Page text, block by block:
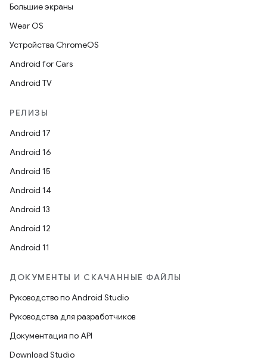
Большие экраны
Wear OS
Устройства ChromeOS
Android for Cars
Android TV
РЕЛИЗЫ
Android 17
Android 16
Android 15
Android 14
Android 13
Android 12
Android 11
ДОКУМЕНТЫ И СКАЧАННЫЕ ФАЙЛЫ
Руководство по Android Studio
Руководства для разработчиков
Документация по API
Download Studio